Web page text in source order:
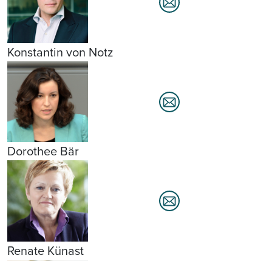
Konstantin von Notz
Dorothee Bär
Renate Künast